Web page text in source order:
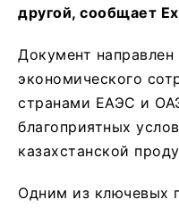
другой, сообщает
Документ
экономического
странами ЕАЭС и
благоприятных
казахстанской
Одним из ключевых